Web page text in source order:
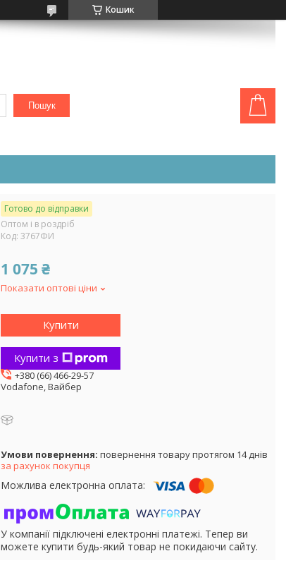
Кошик
Пошук
Готово до відправки
Оптом і в роздріб
Код: 3767ФИ
1 075 ₴
Показати оптові ціни
Купити
Купити з
+380 (66) 466-29-57
Vodafone, Вайбер
повернення товару протягом 14 днів
за рахунок покупця
У компанії підключені електронні платежі. Тепер ви
можете купити будь-який товар не покидаючи сайту.